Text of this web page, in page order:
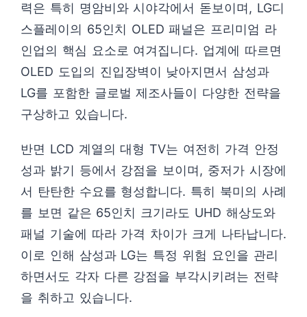
력은 특히 명암비와 시야각에서 돋보이며, LG디
스플레이의 65인치 OLED 패널은 프리미엄 라
인업의 핵심 요소로 여겨집니다. 업계에 따르면
OLED 도입의 진입장벽이 낮아지면서 삼성과
LG를 포함한 글로벌 제조사들이 다양한 전략을
구상하고 있습니다.
반면 LCD 계열의 대형 TV는 여전히 가격 안정
성과 밝기 등에서 강점을 보이며, 중저가 시장에
서 탄탄한 수요를 형성합니다. 특히 북미의 사례
를 보면 같은 65인치 크기라도 UHD 해상도와
패널 기술에 따라 가격 차이가 크게 나타납니다.
이로 인해 삼성과 LG는 특정 위험 요인을 관리
하면서도 각자 다른 강점을 부각시키려는 전략
을 취하고 있습니다.